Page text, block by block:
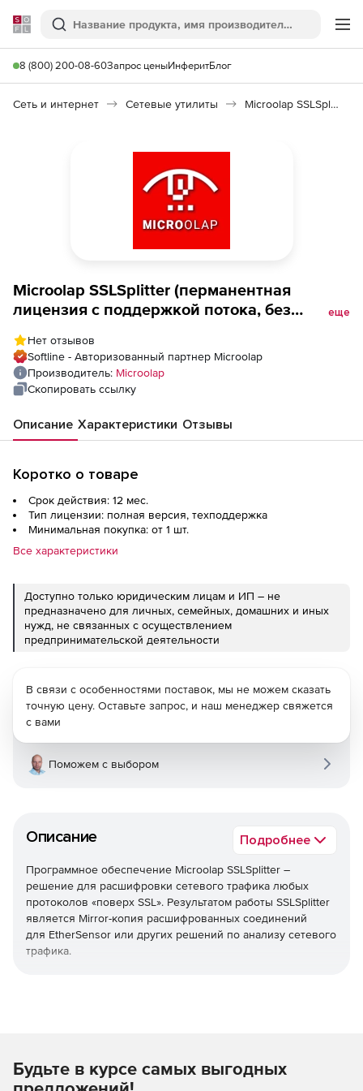
Softline
Поиск
8 (800) 200-08-60Запрос ценыИнферитБлог
Сеть и интернет Сетевые утилиты Microolap SSLSplitter
Microolap SSLSplitter (перманентная
лицензия с поддержкой потока, без
использования, срок предоставления
обновлений: в течение 1 года), 300 Мбит/с
еще
Нет отзывов
Softline - Авторизованный партнер Microolap
Производитель: Microolap
Скопировать ссылку
Описание Характеристики Отзывы
Коротко о товаре
Срок действия: 12 мес.
Тип лицензии: полная версия, техподдержка
Минимальная покупка: от 1 шт.
Все характеристики
Доступно только юридическим лицам и ИП – не
предназначено для личных, семейных, домашних и иных
нужд, не связанных с осуществлением
предпринимательской деятельности
Описание Подробнее
Программное обеспечение Microolap SSLSplitter –
решение для расшифровки сетевого трафика любых
протоколов «поверх SSL». Результатом работы SSLSplitter
является Mirror-копия расшифрованных соединений
для EtherSensor или других решений по анализу сетевого
трафика.
веб-трафик (протокол HTTPS);
В связи с особенностями поставок, мы не можем сказать
точную цену. Оставьте запрос, и наш менеджер свяжется
с вами
Поможем с выбором
Будьте в курсе самых выгодных